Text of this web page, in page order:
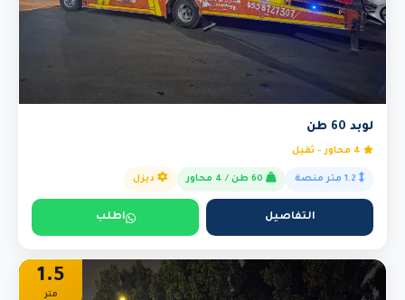
لوبد 60 طن
ديزل
التفاصيل اطلب
1.5
متر